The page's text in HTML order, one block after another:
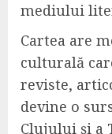
mediului
Cartea are
culturală
reviste,
devine o
Clujului și a